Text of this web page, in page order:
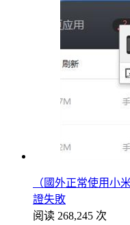
（國外正常使用小
證失敗
阅读 268,245 次